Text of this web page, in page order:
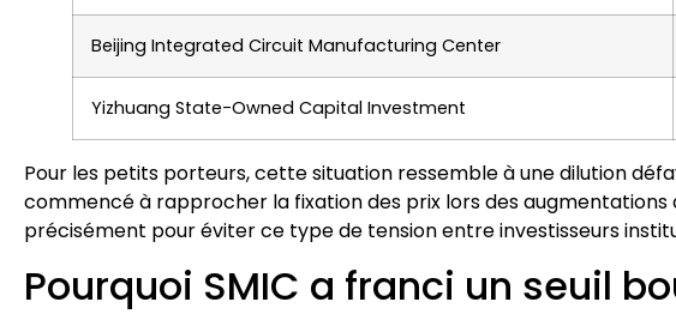
Beijing Integrated Circuit Manufacturing Center
Yizhuang State-Owned Capital Investment
Pour les petits porteurs, cette situation ressemble à une dilution
commencé à rapprocher la fixation des prix lors des
précisément pour éviter ce type de tension entre investisseurs
Pourquoi SMIC a franci un seuil